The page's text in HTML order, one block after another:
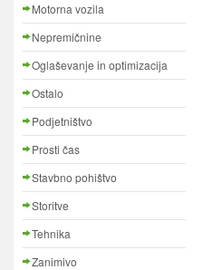
Motorna vozila
Nepremičnine
Oglaševanje in optimizacija
Ostalo
Podjetništvo
Prosti čas
Stavbno pohištvo
Storitve
Tehnika
Zanimivo